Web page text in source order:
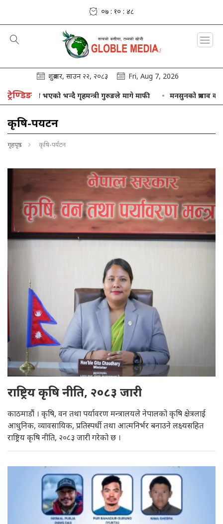
०७ : १० : ५१
शुक्रबार, साउन २२, २०८३ Fri, Aug 7, 2026
ट्रेण्डिङ
गुरुङले मागे माफी मनसुनको प्रभाव कायम, बाढीपहिरोको जोखिमबाट
कृषि-पर्यटन
गृहपृष्ठ कृषि-पर्यटन
राष्ट्रिय कृषि नीति, २०८३ जारी
काठमाडौं । कृषि, वन तथा पर्यावरण मन्त्रालयले नेपालको कृषि क्षेत्रलाई
आधुनिक, व्यावसायिक, प्रतिस्पर्धी तथा आत्मनिर्भर बनाउने लक्ष्यसहित
राष्ट्रिय कृषि नीति, २०८३ जारी गरेको छ ।